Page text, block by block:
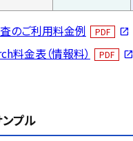
のご利用料金例 PDF open_in_new
料金表（情報料） PDF open_in_new
プル